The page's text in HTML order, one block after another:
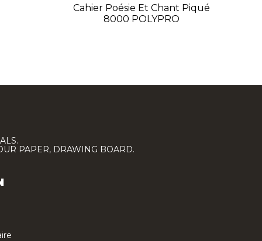
Cahier Poésie Et Chant Piqué
8000 POLYPRO
PAPER, DRAWING BOARD.